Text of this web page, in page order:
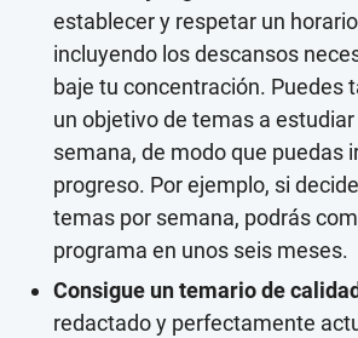
establecer y respetar un
incluyendo los descansos
baje tu concentración. Puedes
un objetivo de temas a
semana, de modo que puedas
progreso. Por ejemplo, si
temas por semana, podrás
programa en unos seis meses.
Consigue un temario de calidad
redactado y perfectamente